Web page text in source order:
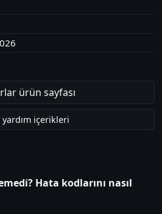
ürün sayfası
yardım içerikleri
Hata kodlarını nasıl